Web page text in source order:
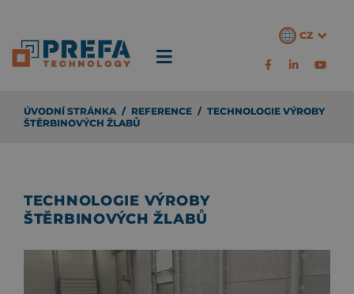
CZ
ÚVODNÍ STRÁNKA / REFERENCE / TECHNOLOGIE VÝROBY
ŠTĚRBINOVÝCH ŽLABŮ
TECHNOLOGIE VÝROBY
ŠTĚRBINOVÝCH ŽLABŮ